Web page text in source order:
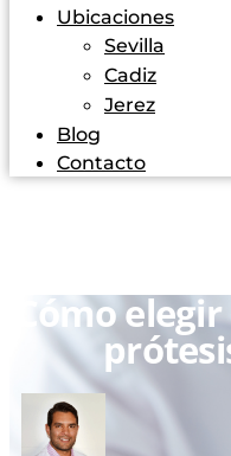
Ubicaciones
Sevilla
Cadiz
Jerez
Blog
Contacto
Cómo